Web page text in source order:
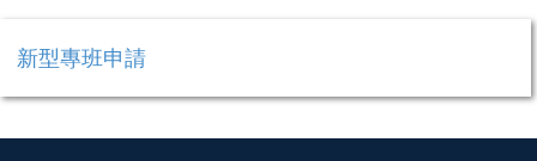
新型專班申請